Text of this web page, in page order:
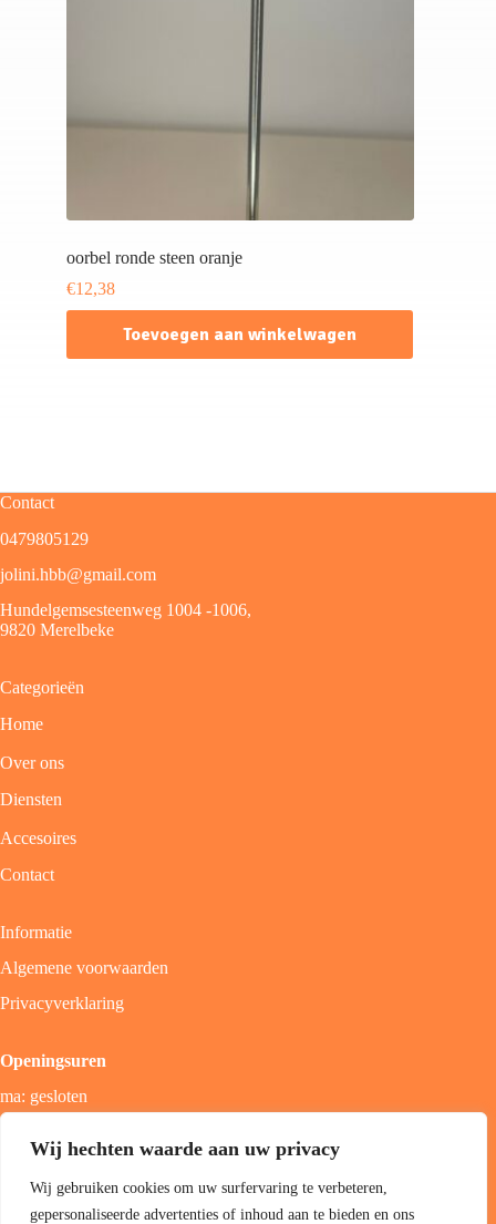
Wij hechten waarde aan uw privacy
Wij gebruiken cookies om uw surfervaring te verbeteren,
gepersonaliseerde advertenties of inhoud aan te bieden en ons
oorbel ronde steen oranje
€12,38
Toevoegen aan winkelwagen
Contact
0479805129
jolini.hbb@gmail.com
Hundelgemsesteenweg 1004 -1006,
9820 Merelbeke
Categorieën
Home
Over ons
Diensten
Accesoires
Contact
Informatie
Algemene voorwaarden
Privacyverklaring
Openingsuren
ma: gesloten
zon; gesloten